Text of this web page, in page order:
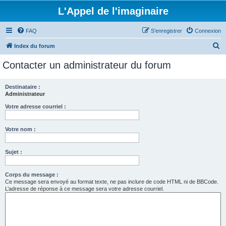
L'Appel de l'imaginaire
FAQ Connexion
S’enregistrer
Index du forum
Contacter un administrateur du forum
Destinataire :
Administrateur
Votre adresse courriel :
Votre nom :
Sujet :
Corps du message :
Ce message sera envoyé au format texte, ne pas inclure de code HTML ni de BBCode.
L’adresse de réponse à ce message sera votre adresse courriel.